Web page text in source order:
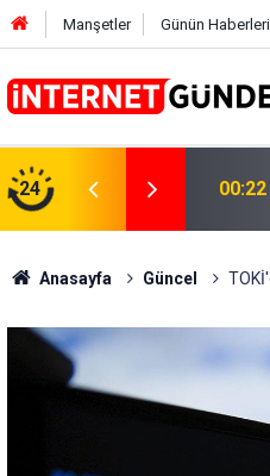
Manşetler Günün Haberleri
24Yeni Fiyatlar.. 15:58
Anasayfa Güncel